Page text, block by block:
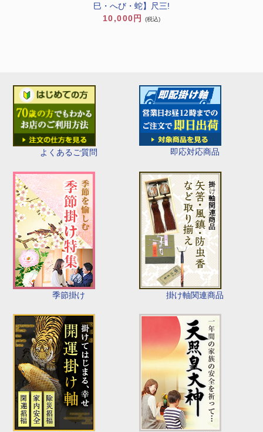
よくあるご質問 即応対応商品
季節掛け 掛け軸関連商品
巳・へび・蛇】尺三!
10,000円
(税込)